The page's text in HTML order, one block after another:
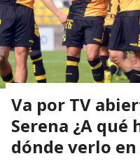
Va por TV
Serena ¿A qué
dónde verlo